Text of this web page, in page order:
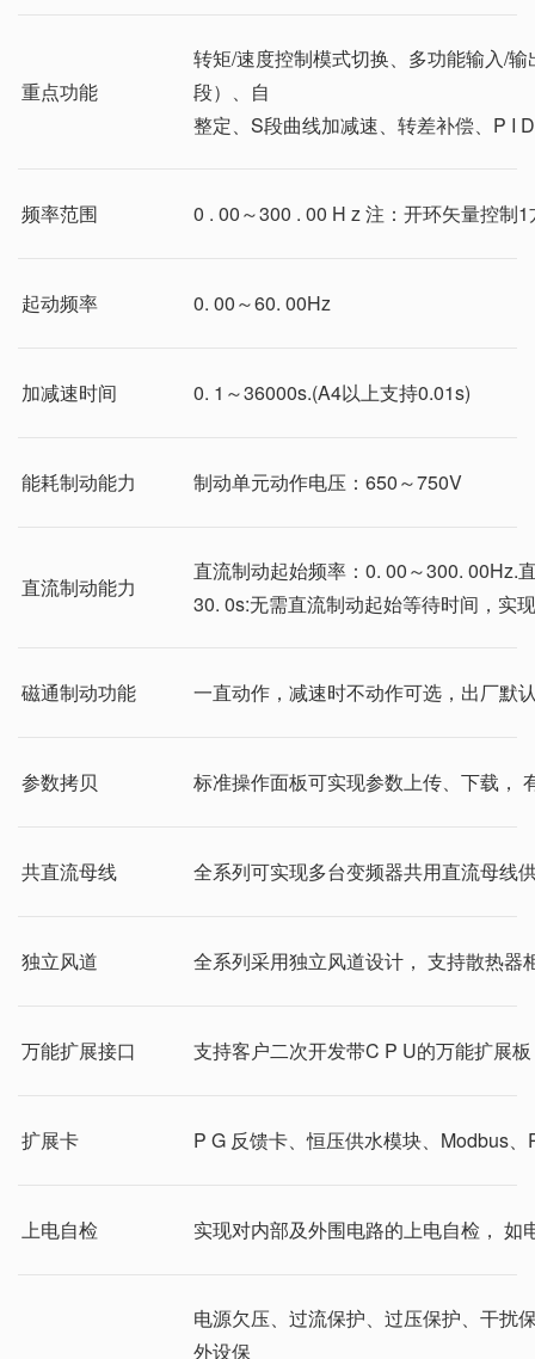
重点功能
转矩/速度控制模式切换、多功能输入/
段）、自
整定、S段曲线加减速、转差补偿、P I
频率范围 0 . 00～300 . 00 H z 注：开环矢量控制
起动频率 0. 00～60. 00Hz
加减速时间 0. 1～36000s.(A4以上支持0.01s)
能耗制动能力 制动单元动作电压：650～750V
直流制动能力
直流制动起始频率：0. 00～300. 00Hz.
30. 0s:无需直流制动起始等待时间，实
磁通制动功能 一直动作，减速时不动作可选，出厂默
参数拷贝 标准操作面板可实现参数上传、下载，
共直流母线 全系列可实现多台变频器共用直流母线
独立风道 全系列采用独立风道设计， 支持散热器
万能扩展接口 支持客户二次开发带C P U的万能扩展
扩展卡 P G 反馈卡、恒压供水模块、Modbus
上电自检 实现对内部及外围电路的上电自检，
电源欠压、过流保护、过压保护、干扰
外设保